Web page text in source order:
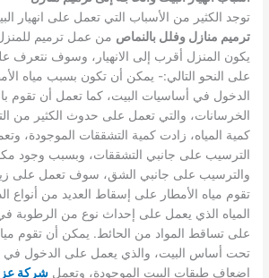
توجد الكثير من الأسباب التي تعمل على انهيار
ترميم منازل وفلل بالنماص من عمل ترميم للمنزل
يكون المنزل أقرب إلى الانهيار، وسوف نتعرف
على النحو التالي:- يمكن أن تكون بسبب مياه
الدخول في أساسيات البيت، كما تعمل أن تقوم
الخرسانات، والتي تعمل على حدوث الكثير من
كمية المياه، زادت كمية التشققات الموجودة،
الترسيب على جانبي التشققات، وبسبب وجود
والترسيب على جانبي الشق، سوف تعمل على
تقوم مياه الأمطار على إسقاط العديد من أنواع
المياه الذي يعمل على إحداث نوع من الرطوبة
على تساقط المواد من الحائط. يمكن أن تقوم
تحت أساس البيت، والذي يعمل على الدخول في
إضعاف طبقات البيت الموجودة، وتعملشركة